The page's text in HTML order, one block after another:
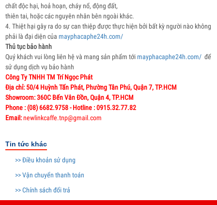
chất độc hại, hoả hoạn, cháy nổ, động đất,
thiên tai, hoặc các nguyên nhân bên ngoài khác.
4. Thiệt hại gây ra do sự can thiệp được thực hiện bởi bất kỳ người nào không
phải là đại diện của mayphacaphe24h.com/
Thủ tục bảo hành
Quý khách vui lòng liên hệ và mang sản phẩm tới mayphacaphe24h.com/ để
sử dụng dịch vụ bảo hành
Công Ty TNHH TM Trí Ngọc Phát
Địa chỉ: 50/4 Huỳnh Tấn Phát, Phường Tân Phú, Quận 7, TP.HCM
Showroom: 360C Bến Vân Đồn, Quận 4, TP.HCM
Phone : (08) 6682.9758 - Hotline : 0915.32.77.82
Email:newlinkcaffe.tnp@gmail.com
Tin tức khác
>> Điều khoản sử dụng
>> Vận chuyển thanh toán
>> Chính sách đổi trả